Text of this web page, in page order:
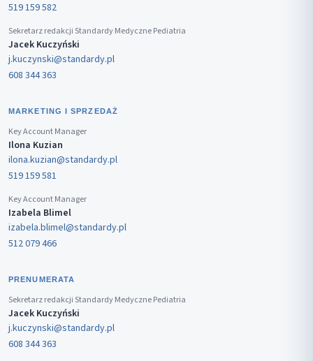
519 159 582
Sekretarz redakcji Standardy Medyczne Pediatria
Jacek Kuczyński
j.kuczynski@standardy.pl
608 344 363
MARKETING I SPRZEDAŻ
Key Account Manager
Ilona Kuzian
ilona.kuzian@standardy.pl
519 159 581
Key Account Manager
Izabela Blimel
izabela.blimel@standardy.pl
512 079 466
PRENUMERATA
Sekretarz redakcji Standardy Medyczne Pediatria
Jacek Kuczyński
j.kuczynski@standardy.pl
608 344 363